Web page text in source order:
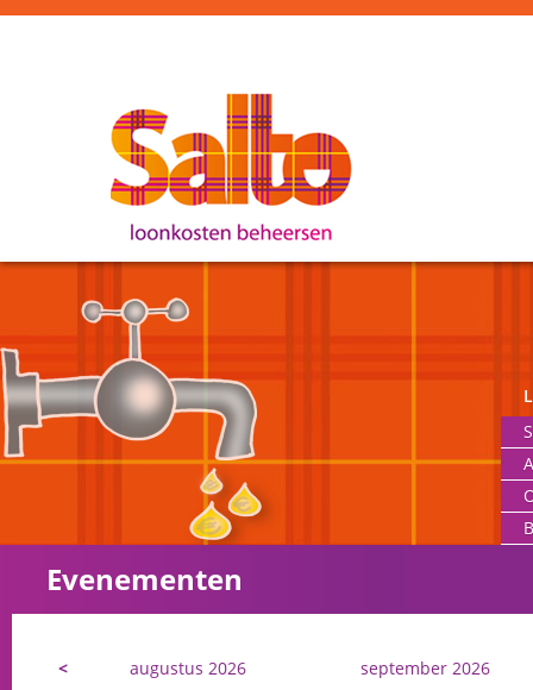
Evenementen
< augustus 2026 september 2026